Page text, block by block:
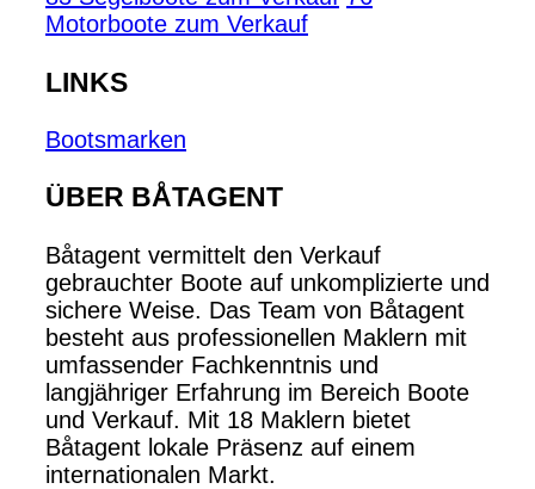
Motorboote zum Verkauf
LINKS
Bootsmarken
ÜBER BÅTAGENT
Båtagent vermittelt den Verkauf
gebrauchter Boote auf unkomplizierte und
sichere Weise. Das Team von Båtagent
besteht aus professionellen Maklern mit
umfassender Fachkenntnis und
langjähriger Erfahrung im Bereich Boote
und Verkauf. Mit 18 Maklern bietet
Båtagent lokale Präsenz auf einem
internationalen Markt.